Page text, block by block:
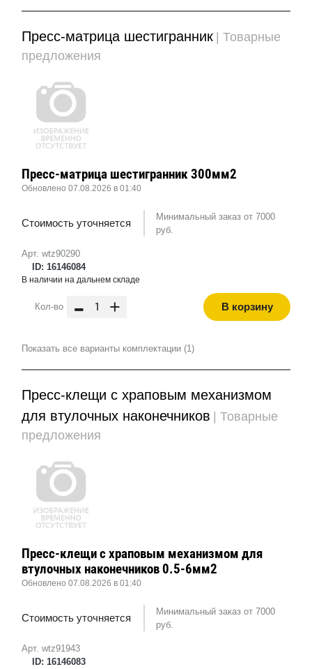
Пресс-матрица шестигранник
| Товарные
предложения
Арт. wtz90290
ID: 16146084
Пресс-матрица шестигранник 300мм2
Обновлено 07.08.2026 в 01:40
Стоимость уточняется
Минимальный заказ от 7000
руб.
В наличии на дальнем складе
Кол-во - + В корзину
Показать все варианты комплектации (1)
Пресс-клещи с храповым механизмом
для втулочных наконечников
| Товарные
предложения
Арт. wtz91943
ID: 16146083
Пресс-клещи с храповым механизмом для
втулочных наконечников 0.5-6мм2
Обновлено 07.08.2026 в 01:40
Стоимость уточняется
Минимальный заказ от 7000
руб.